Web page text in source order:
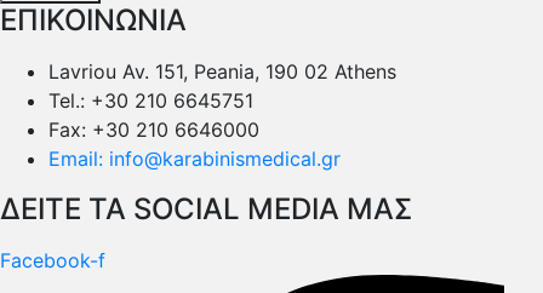
ΕΠΙΚΟΙΝΩΝΙΑ
Lavriou Av. 151, Peania, 190 02 Athens
Tel.: +30 210 6645751
Fax: +30 210 6646000
Email: info@karabinismedical.gr
ΔEITE TA SOCIAL MEDIA ΜΑΣ
Facebook-f